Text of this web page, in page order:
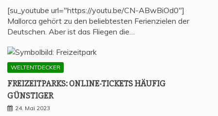
[su_youtube url="https://youtu.be/CN-ABwBiOd0"]
Mallorca gehört zu den beliebtesten Ferienzielen der
Deutschen. Aber ist das Fliegen die…
WELTENTDECKER
FREI­ZEIT­PARKS: ONLINE-TICKETS HÄU­FIG
GÜNSTIGER
24. Mai 2023